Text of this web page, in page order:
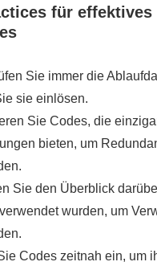
für effektives
Sie immer die
sie einlösen.
Sie Codes, die
bieten, um
Sie den Überblick
wurden, um
Codes zeitnah ein, um